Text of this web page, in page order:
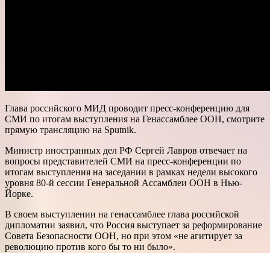
Глава российского МИД проводит пресс-конференцию для
СМИ по итогам выступления на Генассамблее ООН, смотрите
прямую трансляцию на Sputnik.
Министр иностранных дел РФ Сергей Лавров отвечает на
вопросы представителей СМИ на пресс-конференции по
итогам выступления на заседании в рамках недели высокого
уровня 80-й сессии Генеральной Ассамблеи ООН в Нью-
Йорке.
В своем выступлении на генассамблее глава российской
дипломатии заявил, что Россия выступает за реформирование
Совета Безопасности ООН, но при этом «не агитирует за
революцию против кого бы то ни было».